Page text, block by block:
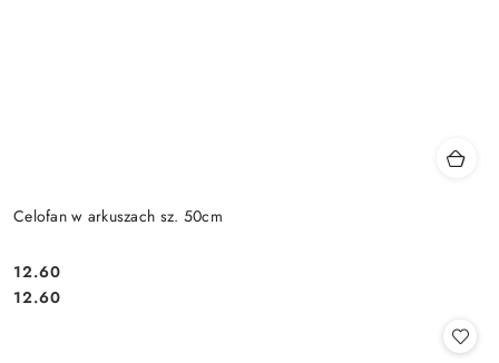
Celofan w arkuszach sz. 50cm
Cena:
12.60
Cena:
12.60